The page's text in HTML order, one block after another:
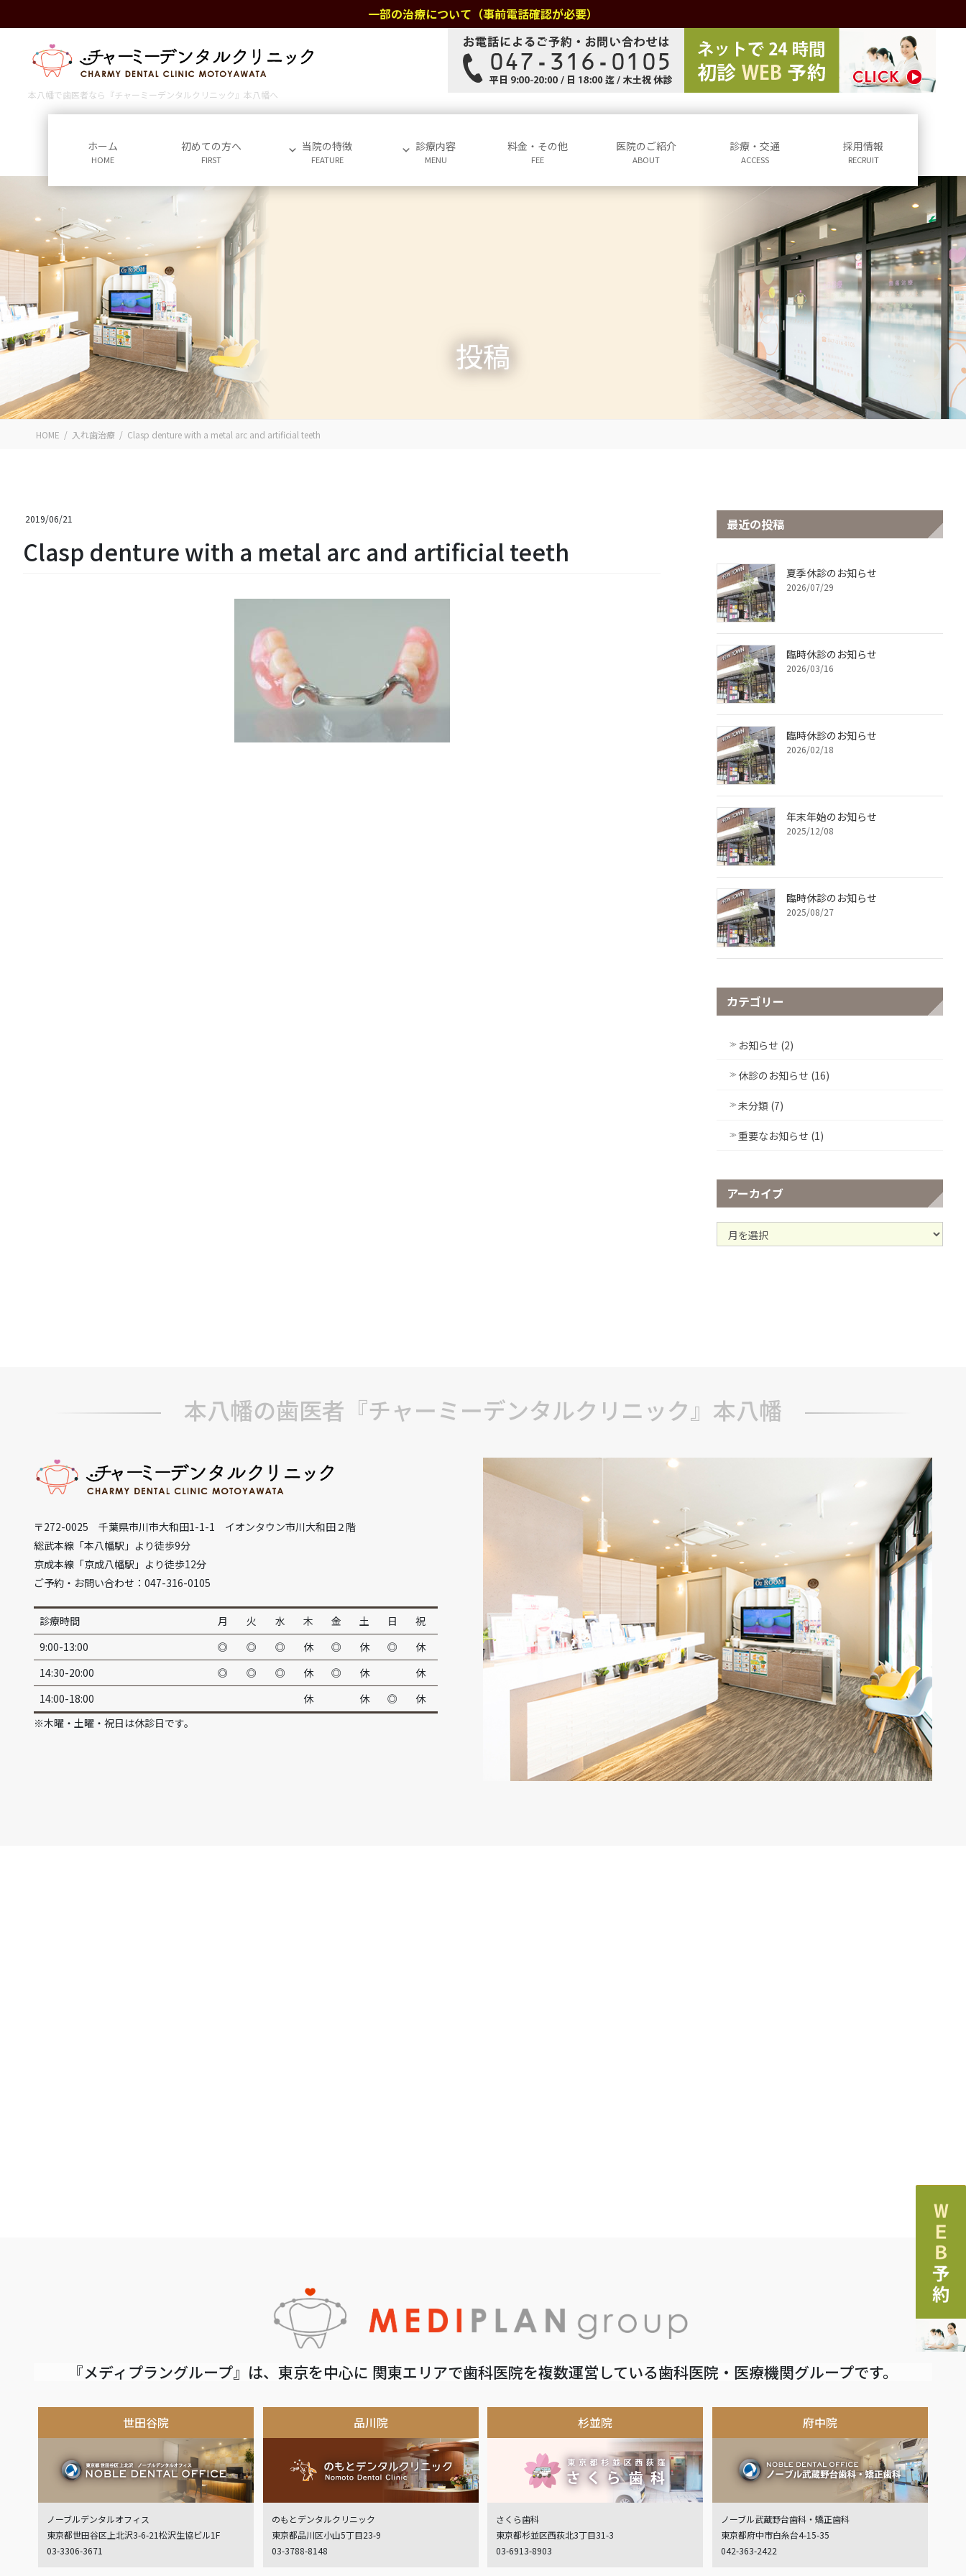
ン
ビ
一部の治療について（事前電話確認が必要）
本八幡で歯医者なら『チャーミーデンタルクリニック』本八幡へ
ホーム
HOME
初めての方へ
FIRST
当院の特徴
FEATURE
診療内容
MENU
料金・その他
FEE
医院のご紹介
ABOUT
診療・交通
ACCESS
採用情報
RECRUIT
投稿
HOME 入れ歯治療 Clasp denture with a metal arc and artificial teeth
2019/06/21
Clasp denture with a metal arc and artificial teeth
最近の投稿
夏季休診のお知らせ
2026/07/29
臨時休診のお知らせ
2026/03/16
臨時休診のお知らせ
2026/02/18
年末年始のお知らせ
2025/12/08
臨時休診のお知らせ
2025/08/27
カテゴリー
お知らせ (2)
休診のお知らせ (16)
未分類 (7)
重要なお知らせ (1)
アーカイブ
ー
本八幡の歯医者『チャーミーデンタルクリニック』本八幡
〒272-0025 千葉県市川市大和田1-1-1 イオンタウン市川大和田２階
総武本線「本八幡駅」より徒歩9分
京成本線「京成八幡駅」より徒歩12分
ご予約・お問い合わせ：047-316-0105
診療時間 月 火 水 木 金 土 日
祝
9:00-13:00
◎ ◎ ◎ 休 ◎ 休 ◎
休
14:30-20:00
◎ ◎ ◎ 休 ◎ 休
休
14:00-18:00
休 休 ◎
休
※木曜・土曜・祝日は休診日です。
『メディプラングループ』は、東京を中心に 関東エリアで歯科医院を複数運営している歯科医院・医療機関グループです。
世田谷院
ノーブルデンタルオフィス
東京都世田谷区上北沢3-6-21松沢生協ビル1F
03-3306-3671
品川院
のもとデンタルクリニック
東京都品川区小山5丁目23-9
03-3788-8148
杉並院
さくら歯科
東京都杉並区西荻北3丁目31-3
03-6913-8903
府中院
ノーブル武蔵野台歯科・矯正歯科
東京都府中市白糸台4-15-35
042-363-2422